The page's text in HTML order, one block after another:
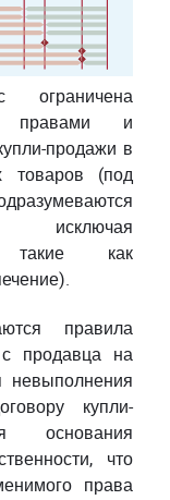
!
!
!
ограничена
правами и
продажи в
товаров (под
исключая
такие как
правила
с продавца на
невыполнения
купли-
основания
что
права